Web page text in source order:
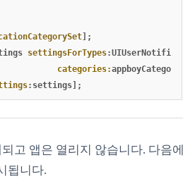
];
settingsForTypes:
categories:
: settings ];
고 앱은 열리지 않습니다. 다음에
됩니다.